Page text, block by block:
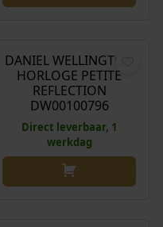
DANIEL WELLINGTON
HORLOGE PETITE
REFLECTION
DW00100796
Direct leverbaar, 1
werkdag